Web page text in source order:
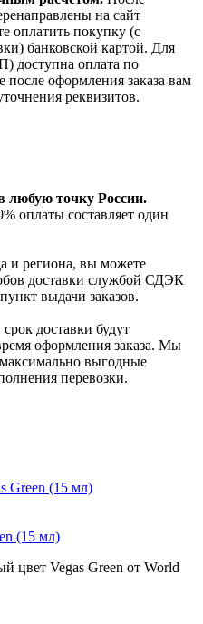
на сайт
оплатить покупку (с
банковской картой. Для
доступна оплата по
после оформления заказа вам
реквизитов.
точку России.
оплаты составляет один
и региона, вы можете
доставки службой СДЭК
выдачи заказов.
доставки будут
оформления заказа. Мы
максимально выгодные
перевозки.
(15 мл)
цвет Vegas Green от World